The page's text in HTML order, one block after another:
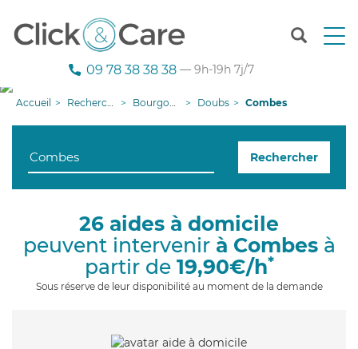
T
n
g
i
09 78 38 38 38 — 9h-19h 7j/7
Accueil Recherche aide à domicile Bourgogne-Franche-Comté Doubs Combes
Rechercher
26 aides à domicile
peuvent intervenir à Combesà
partir de 19,90€/h*
Sous réserve de leur disponibilité au moment de la demande